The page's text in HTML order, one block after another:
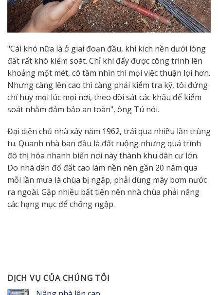
"Cái khó nữa là ở giai đoạn đầu, khi kích nền dưới lòng
đất rất khó kiểm soát. Chỉ khi đẩy được công trình lên
khoảng một mét, có tầm nhìn thì mọi việc thuận lợi hơn.
Nhưng càng lên cao thì càng phải kiểm tra kỹ, tôi đứng
chỉ huy mọi lúc mọi nơi, theo dõi sát các khâu để kiểm
soát nhằm đảm bảo an toàn", ông Tú nói.
Đại diện chủ nhà xây năm 1962, trải qua nhiều lần trùng
tu. Quanh nhà ban đầu là đất ruộng nhưng quá trình
đô thị hóa nhanh biến nơi này thành khu dân cư lớn.
Do nhà dân đổ đất cao làm nền nên gần 20 năm qua
mỗi lần mưa là chùa bị ngập, phải dùng máy bơm nước
ra ngoài. Gặp nhiều bất tiện nên nhà chùa phải nâng
các hạng mục để chống ngập.
DỊCH VỤ CỦA CHÚNG TÔI